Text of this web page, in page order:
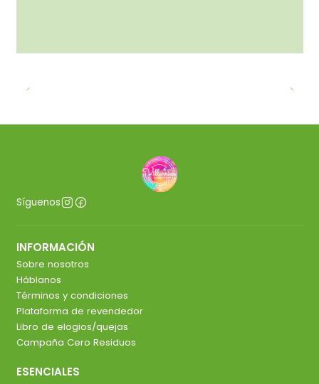
Síguenos
INFORMACIÓN
Sobre nosotros
Háblanos
Términos y condiciones
Plataforma de revendedor
Libro de elogios/quejas
Campaña Cero Residuos
ESENCIALES